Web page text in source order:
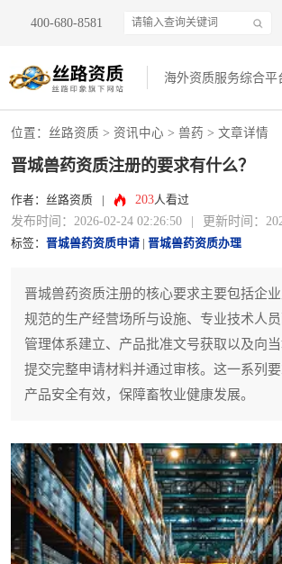
400-680-8581
海外资质服务综合平
位置： 丝路资质 > 资讯中心 > 兽药 > 文章详情
晋城兽药资质注册的要求有什么？
作者：丝路资质 203人看过
发布时间：2026-02-24 02:26:50 更新时间：
标签： 晋城兽药资质申请 晋城兽药资质办理
晋城兽药资质注册的核心要求主要包括企
规范的生产经营场所与设施、专业技术人
管理体系建立、产品批准文号获取以及向当
提交完整申请材料并通过审核。这一系列
产品安全有效，保障畜牧业健康发展。